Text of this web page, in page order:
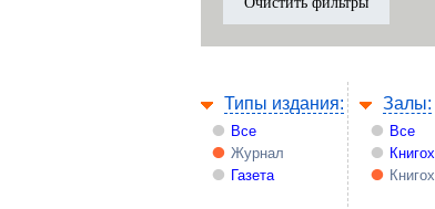
Типы издания:
Все
Журнал
Газета
Залы:
Все